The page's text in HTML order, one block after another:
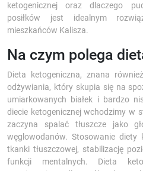
ketogenicznej oraz dlaczego
posiłków jest idealnym
mieszkańców Kalisza.
Na czym polega
Dieta ketogeniczna, znana
odżywiania, który skupia się na
umiarkowanych białek i bardzo
diecie ketogenicznej wchodzimy w
zaczyna spalać tłuszcze jako
węglowodanów. Stosowanie
tkanki tłuszczowej, stabilizację
funkcji mentalnych. Dieta